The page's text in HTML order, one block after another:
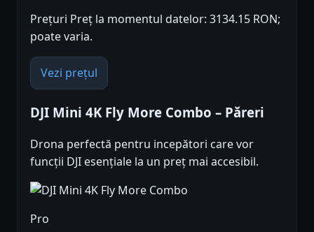
Prețuri Preț la momentul datelor: 3134.15 RON;
poate varia.
Vezi prețul
DJI Mini 4K Fly More Combo – Păreri
Drona perfectă pentru incepători care vor
funcții DJI esențiale la un preț mai accesibil.
Pro